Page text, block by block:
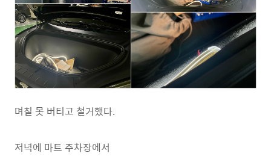
며칠 못 버티고 철거했다.
저녁에 마트 주차장에서